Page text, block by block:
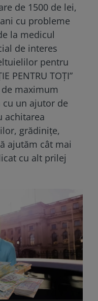
de 1500 de lei,
cu probleme
la medicul
de interes
pentru
PENTRU TOŢI”
maximum
cu un ajutor de
achitarea
grădiniţe,
ajutăm cât mai
cu alt prilej